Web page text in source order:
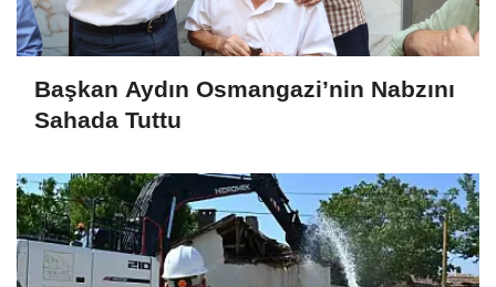
Başkan Aydın Osmangazi’nin Nabzını
Sahada Tuttu